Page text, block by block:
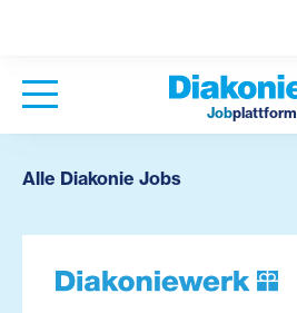
Jobplattform
Alle Diakonie Jobs